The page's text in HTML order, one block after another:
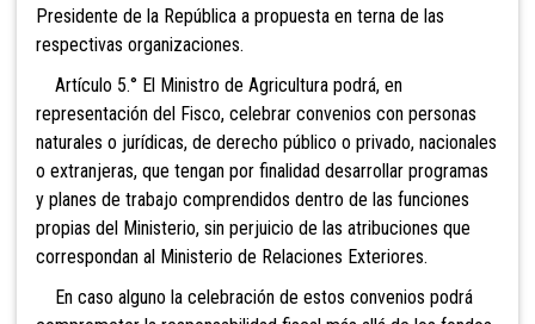
Presidente de la República a propuesta en terna de las
respectivas organizaciones.
Artículo 5.° El Ministro de Agricultura podrá, en
representación del Fisco, celebrar convenios con personas
naturales o jurídicas, de derecho público o privado, nacionales
o extranjeras, que tengan por finalidad desarrollar programas
y planes de trabajo comprendidos dentro de las funciones
propias del Ministerio, sin perjuicio de las atribuciones que
correspondan al Ministerio de Relaciones Exteriores.
En caso alguno la celebración de estos convenios podrá